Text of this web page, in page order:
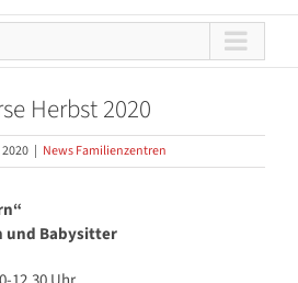
Herbst 2020
| News Familienzentren
und Babysitter